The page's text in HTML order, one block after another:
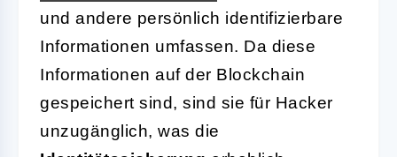
und andere persönlich identifizierbare
Informationen umfassen. Da diese
Informationen auf der Blockchain
gespeichert sind, sind sie für Hacker
unzugänglich, was die